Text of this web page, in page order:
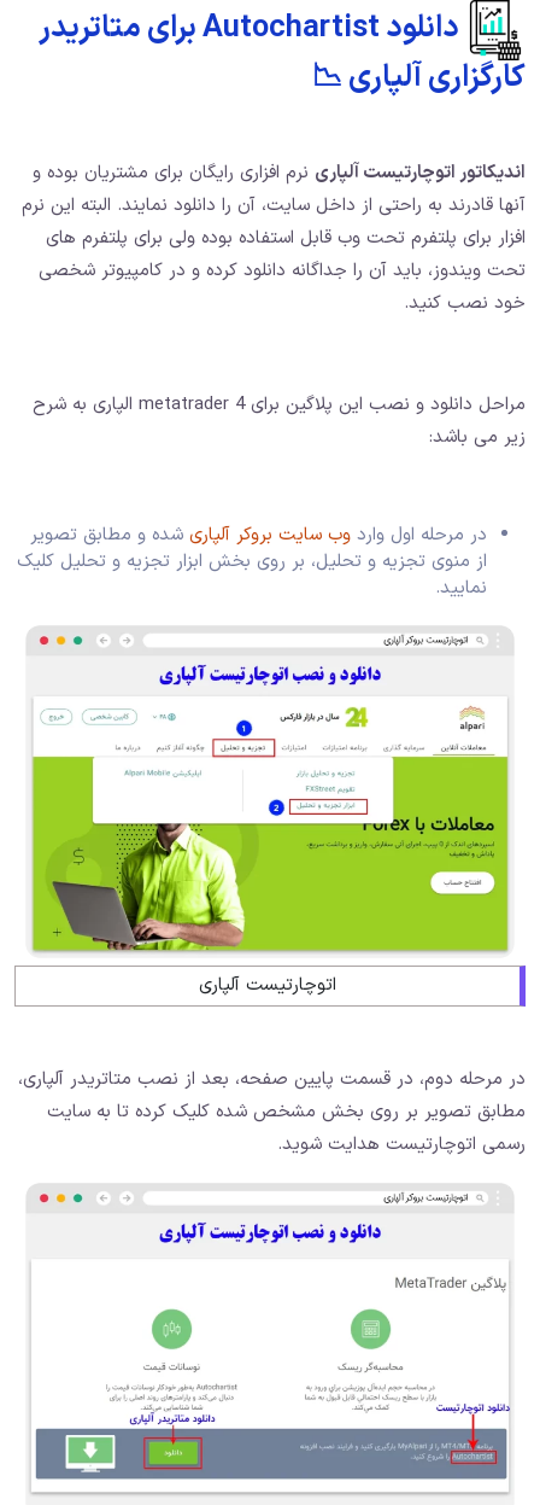
دانلود Autochartist برای متاتریدر
کارگزاری آلپاری 📉
اندیکاتور اتوچارتیست آلپاری نرم افزاری رایگان برای مشتریان بوده و
آنها قادرند به راحتی از داخل سایت، آن را دانلود نمایند. البته این نرم
افزار برای پلتفرم تحت وب قابل استفاده بوده ولی برای پلتفرم های
تحت ویندوز، باید آن را جداگانه دانلود کرده و در کامپیوتر شخصی
خود نصب کنید.
مراحل دانلود و نصب این پلاگین برای metatrader 4 الپاری به شرح
زیر می باشد:
در مرحله اول وارد وب سایت بروکر آلپاری شده و مطابق تصویر
از منوی تجزیه و تحلیل، بر روی بخش ابزار تجزیه و تحلیل کلیک
نمایید.
اتوچارتیست آلپاری
در مرحله دوم، در قسمت پایین صفحه، بعد از نصب متاتریدر آلپاری،
مطابق تصویر بر روی بخش مشخص شده کلیک کرده تا به سایت
رسمی اتوچارتیست هدایت شوید.